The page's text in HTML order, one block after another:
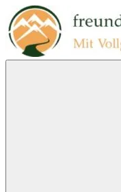
Zum
Inhalt
springen